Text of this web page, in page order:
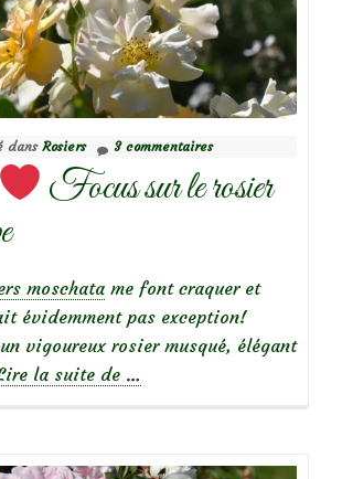
dansRosiers 3 commentaires
Focus sur le rosier
moschata me font craquer et
évidemment pas exception!
vigoureux rosier musqué, élégant
la suite de …